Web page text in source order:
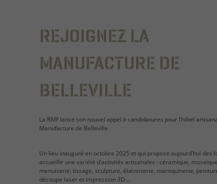
REJOIGNEZ LA
MANUFACTURE DE
BELLEVILLE
La RIVP lance son nouvel appel à candidatures pour l’hôtel
Manufacture de Belleville.
Un lieu inauguré en octobre 2025 et qui propose aujourd’hui des
accueillir une variété d’activités artisanales : céramique,
menuiserie, tissage, sculpture, ébénisterie, maroquinerie,
découpe laser et impression 3D….